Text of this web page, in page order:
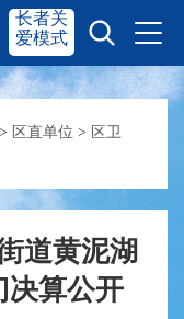
奋进赫山
政务服务
长者关
爱模式
> 区直单位 > 区卫
道黄泥湖
决算公开